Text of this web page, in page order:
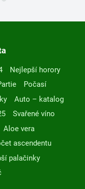
Nejlepší horory
Počasí
Auto – katalog
Svařené víno
Aloe vera
ascendentu
palačinky